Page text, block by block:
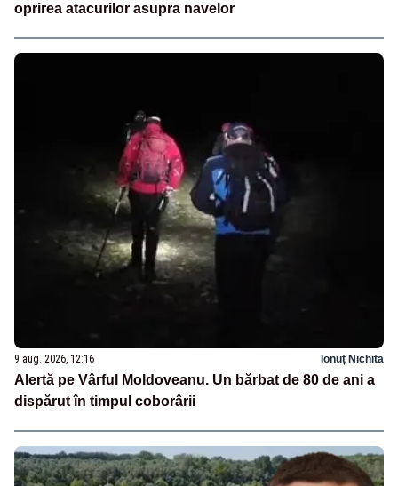
oprirea atacurilor asupra navelor
9 aug. 2026, 12:16 Ionuț Nichita
Alertă pe Vârful Moldoveanu. Un bărbat de 80 de ani a
dispărut în timpul coborârii